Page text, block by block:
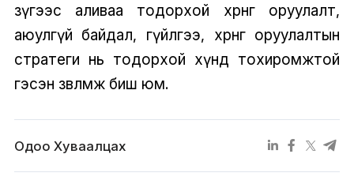
зүгээс аливаа тодорхой хөрөнгө оруулалт,
аюулгүй байдал, гүйлгээ, хөрөнгө оруулалтын
стратеги нь тодорхой хүнд тохиромжтой
гэсэн зөвлөмж биш юм.
Одоо Хуваалцах